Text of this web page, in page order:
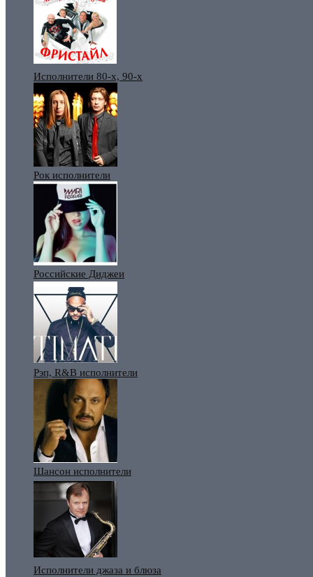
Исполнители 80-х, 90-х
Рок исполнители
Российские Диджеи
Рэп, R&B исполнители
Шансон исполнители
Исполнители джаза и блюза